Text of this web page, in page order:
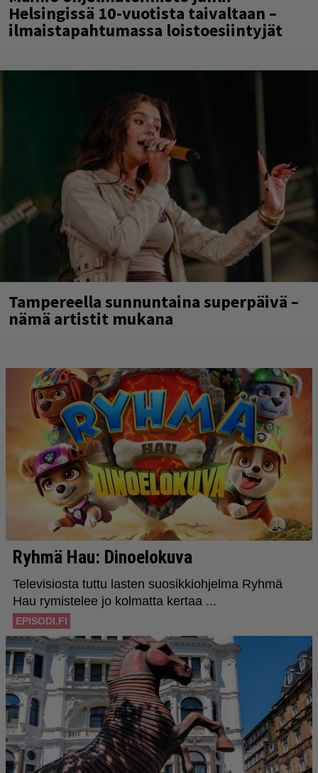
Helsingissä 10-vuotista taivaltaan –
ilmaistapahtumassa loistoesiintyjät
Tampereella sunnuntaina superpäivä –
nämä artistit mukana